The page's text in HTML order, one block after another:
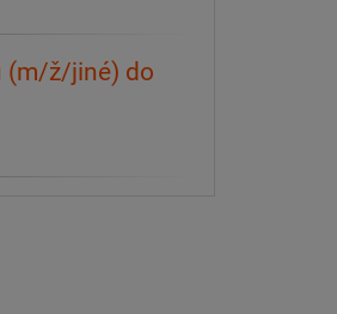
(m/ž/jiné) do